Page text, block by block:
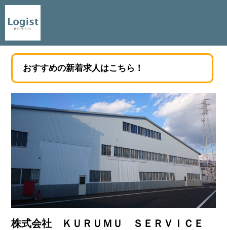
おすすめの新着求人はこちら！
株式会社 ＫＵＲＵＭＵ ＳＥＲＶＩＣＥ